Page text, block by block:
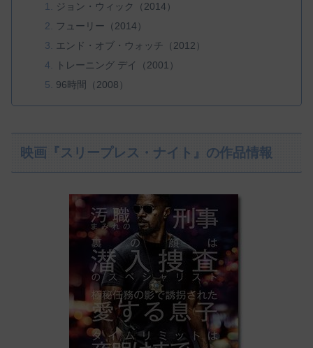
ジョン・ウィック（2014）
フューリー（2014）
エンド・オブ・ウォッチ（2012）
トレーニング デイ（2001）
96時間（2008）
映画『スリープレス・ナイト』の作品情報